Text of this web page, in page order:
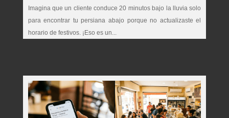
Imagina que un cliente conduce 20 minutos bajo la lluvia solo
para encontrar tu persiana abajo porque no actualizaste el
horario de festivos. ¡Eso es un...